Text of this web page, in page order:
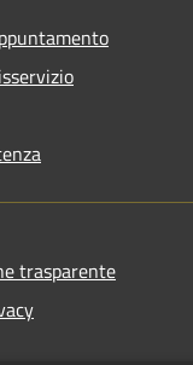
trasparente